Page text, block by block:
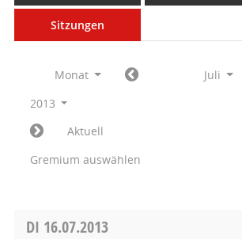
Sitzungen
Monat
Juli
2013
Aktuell
Gremium auswählen
DI 16.07.2013